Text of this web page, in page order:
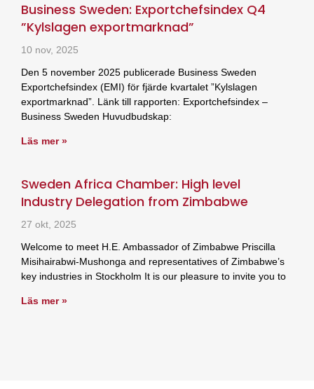
Business Sweden: Exportchefsindex Q4
”Kylslagen exportmarknad”
10 nov, 2025
Den 5 november 2025 publicerade Business Sweden
Exportchefsindex (EMI) för fjärde kvartalet ”Kylslagen
exportmarknad”. Länk till rapporten: Exportchefsindex –
Business Sweden Huvudbudskap:
Läs mer »
Sweden Africa Chamber: High level
Industry Delegation from Zimbabwe
27 okt, 2025
Welcome to meet H.E. Ambassador of Zimbabwe Priscilla
Misihairabwi-Mushonga and representatives of Zimbabwe’s
key industries in Stockholm It is our pleasure to invite you to
Läs mer »